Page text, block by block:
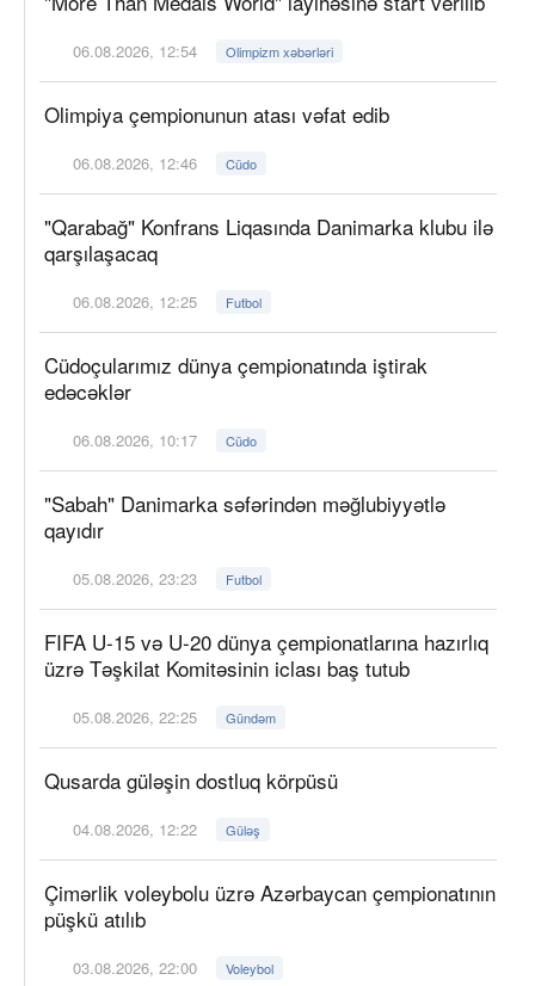
06.08.2026, 12:54 Olimpizm xəbərləri
Olimpiya çempionunun atası vəfat edib
06.08.2026, 12:46 Cüdo
"Qarabağ" Konfrans Liqasında Danimarka klubu ilə
qarşılaşacaq
06.08.2026, 12:25 Futbol
Cüdoçularımız dünya çempionatında iştirak
edəcəklər
06.08.2026, 10:17 Cüdo
"Sabah" Danimarka səfərindən məğlubiyyətlə
qayıdır
05.08.2026, 23:23 Futbol
FIFA U-15 və U-20 dünya çempionatlarına hazırlıq
üzrə Təşkilat Komitəsinin iclası baş tutub
05.08.2026, 22:25 Gündəm
Qusarda güləşin dostluq körpüsü
04.08.2026, 12:22 Güləş
Çimərlik voleybolu üzrə Azərbaycan çempionatının
püşkü atılıb
03.08.2026, 22:00 Voleybol